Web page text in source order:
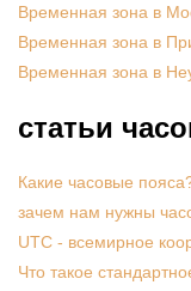
Временная зона в
Временная зона в
Временная зона в
статьи
Какие часовые
зачем нам нужны
UTC - всемирное
Что такое